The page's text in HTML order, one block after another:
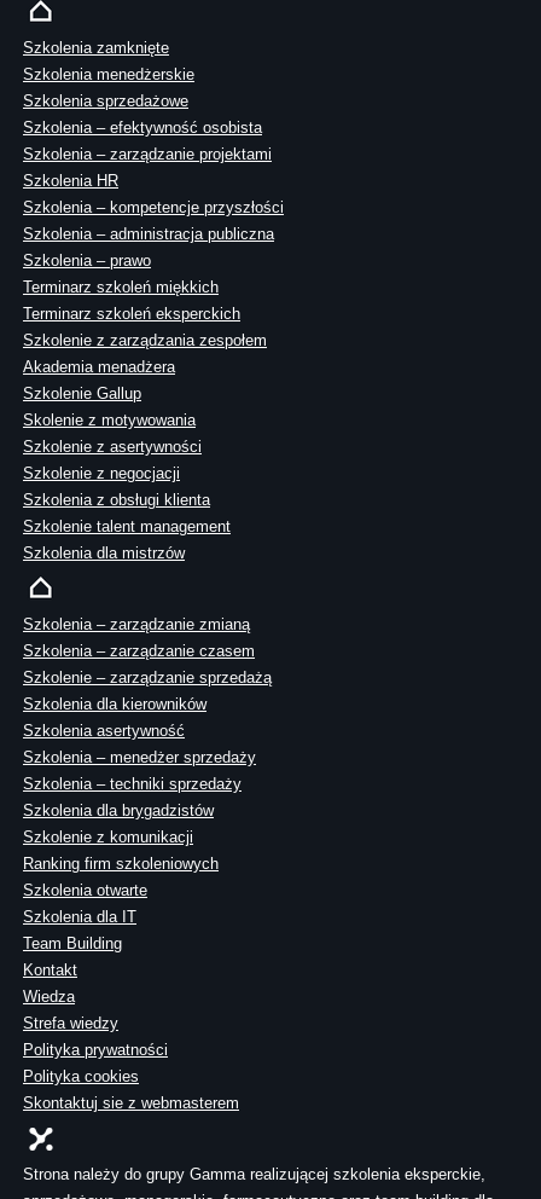
Szkolenia zamknięte
Szkolenia menedżerskie
Szkolenia sprzedażowe
Szkolenia – efektywność osobista
Szkolenia – zarządzanie projektami
Szkolenia HR
Szkolenia – kompetencje przyszłości
Szkolenia – administracja publiczna
Szkolenia – prawo
Terminarz szkoleń miękkich
Terminarz szkoleń eksperckich
Szkolenie z zarządzania zespołem
Akademia menadżera
Szkolenie Gallup
Skolenie z motywowania
Szkolenie z asertywności
Szkolenie z negocjacji
Szkolenia z obsługi klienta
Szkolenie talent management
Szkolenia dla mistrzów
Szkolenia – zarządzanie zmianą
Szkolenia – zarządzanie czasem
Szkolenie – zarządzanie sprzedażą
Szkolenia dla kierowników
Szkolenia asertywność
Szkolenia – menedżer sprzedaży
Szkolenia – techniki sprzedaży
Szkolenia dla brygadzistów
Szkolenie z komunikacji
Ranking firm szkoleniowych
Szkolenia otwarte
Szkolenia dla IT
Team Building
Kontakt
Wiedza
Strefa wiedzy
Polityka prywatności
Polityka cookies
Skontaktuj sie z webmasterem
Strona należy do grupy Gamma realizującej szkolenia eksperckie,